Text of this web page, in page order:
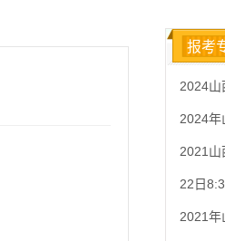
报考
2024山
2024年
2021山
22日
2021年